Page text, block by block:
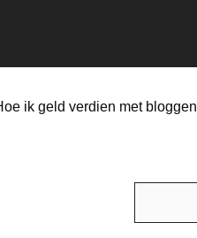
ik geld verdien met bloggen